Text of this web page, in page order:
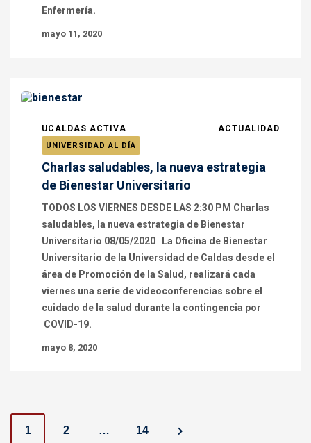
Enfermería.
mayo 11, 2020
UCALDAS ACTIVA ACTUALIDAD
UNIVERSIDAD AL DÍA
Charlas saludables, la nueva estrategia
de Bienestar Universitario
TODOS LOS VIERNES DESDE LAS 2:30 PM Charlas
saludables, la nueva estrategia de Bienestar
Universitario 08/05/2020 La Oficina de Bienestar
Universitario de la Universidad de Caldas desde el
área de Promoción de la Salud, realizará cada
viernes una serie de videoconferencias sobre el
cuidado de la salud durante la contingencia por
COVID-19.
mayo 8, 2020
P
1 2 … 14